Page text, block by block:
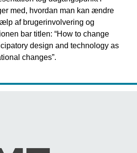
med, hvordan man kan ændre
af brugerinvolvering og
bar titlen: “How to change
design and technology as
changes”.